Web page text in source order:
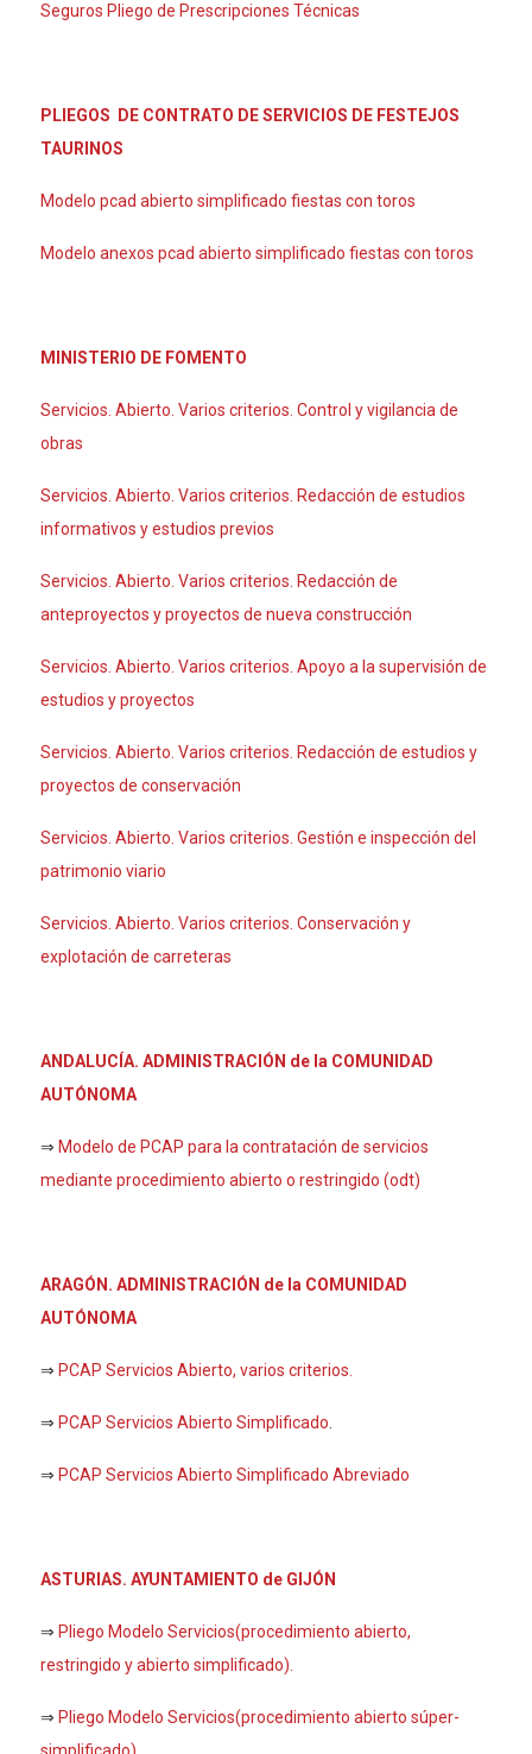
Seguros Pliego de Prescripciones Técnicas
PLIEGOS DE CONTRATO DE SERVICIOS DE FESTEJOS
TAURINOS
Modelo pcad abierto simplificado fiestas con toros
Modelo anexos pcad abierto simplificado fiestas con toros
MINISTERIO DE FOMENTO
Servicios. Abierto. Varios criterios. Control y vigilancia de
obras
Servicios. Abierto. Varios criterios. Redacción de estudios
informativos y estudios previos
Servicios. Abierto. Varios criterios. Redacción de
anteproyectos y proyectos de nueva construcción
Servicios. Abierto. Varios criterios. Apoyo a la supervisión de
estudios y proyectos
Servicios. Abierto. Varios criterios. Redacción de estudios y
proyectos de conservación
Servicios. Abierto. Varios criterios. Gestión e inspección del
patrimonio viario
Servicios. Abierto. Varios criterios. Conservación y
explotación de carreteras
ANDALUCÍA. ADMINISTRACIÓN de la COMUNIDAD
AUTÓNOMA
⇒ Modelo de PCAP para la contratación de servicios
mediante procedimiento abierto o restringido (odt)
ARAGÓN. ADMINISTRACIÓN de la COMUNIDAD
AUTÓNOMA
⇒ PCAP Servicios Abierto, varios criterios.
⇒ PCAP Servicios Abierto Simplificado
⇒ PCAP Servicios Abierto Simplificado Abreviado
ASTURIAS. AYUNTAMIENTO de GIJÓN
⇒ Pliego Modelo Servicios(procedimiento abierto,
restringido y abierto simplificado).
⇒ Pliego Modelo Servicios(procedimiento abierto súper-